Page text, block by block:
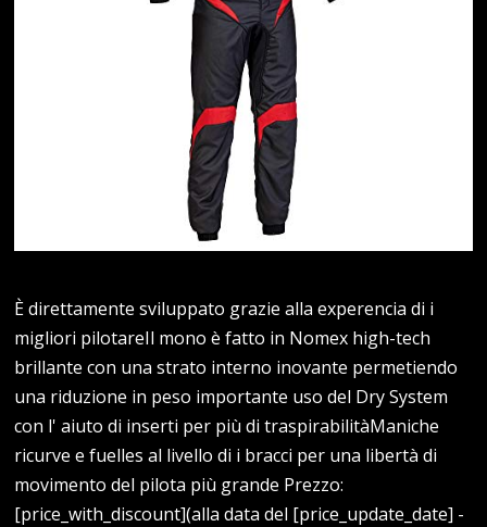
È direttamente sviluppato grazie alla experencia di i
migliori pilotareIl mono è fatto in Nomex high-tech
brillante con una strato interno inovante permetiendo
una riduzione in peso importante uso del Dry System
con l' aiuto di inserti per più di traspirabilitàManiche
ricurve e fuelles al livello di i bracci per una libertà di
movimento del pilota più grande Prezzo:
[price_with_discount](alla data del [price_update_date] -